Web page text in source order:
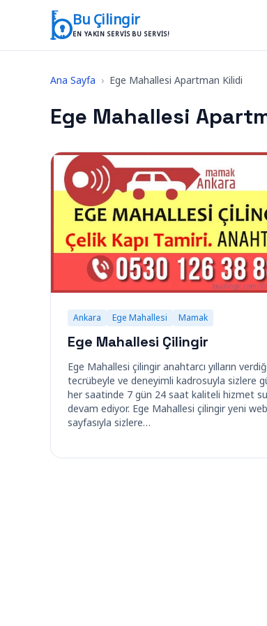
İçeriğe geç
Bu Çilingir
EN YAKIN SERVIS BU SERVIS!
Ana Sayfa › Ege Mahallesi Apartman Kilidi
Ege Mahallesi
Ankara Ege Mahallesi Mamak
Ege Mahallesi Çilingir
Ege Mahallesi çilingir anahtarcı yılların
tecrübeyle ve deneyimli kadrosuyla sizlere
her saatinde 7 gün 24 saat kaliteli hizmet
devam ediyor. Ege Mahallesi çilingir yeni web
sayfasıyla sizlere…